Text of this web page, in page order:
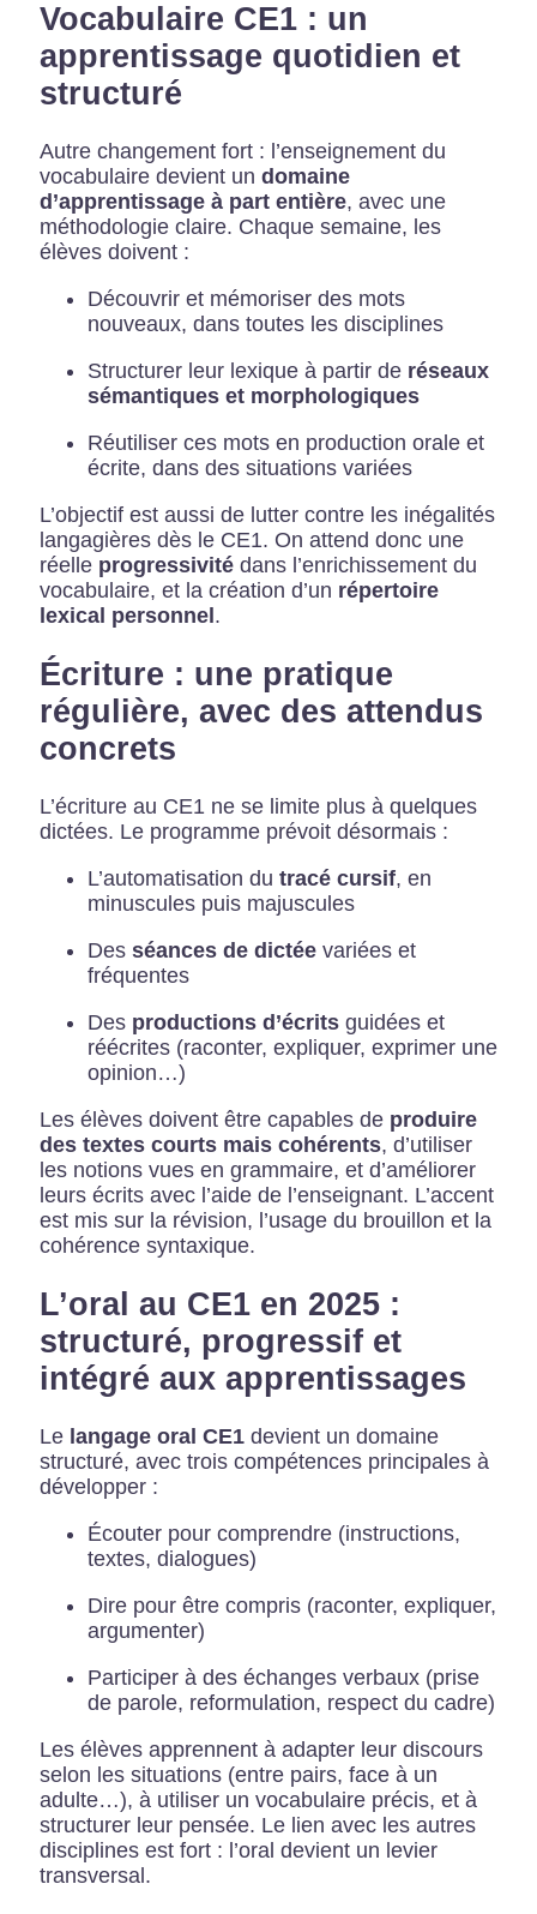
Vocabulaire CE1 : un
apprentissage quotidien et
structuré
Autre changement fort : l’enseignement du
vocabulaire devient un domaine
d’apprentissage à part entière, avec une
méthodologie claire. Chaque semaine, les
élèves doivent :
Découvrir et mémoriser des mots
nouveaux, dans toutes les disciplines
Structurer leur lexique à partir de réseaux
sémantiques et morphologiques
Réutiliser ces mots en production orale et
écrite, dans des situations variées
L’objectif est aussi de lutter contre les inégalités
langagières dès le CE1. On attend donc une
réelle progressivité dans l’enrichissement du
vocabulaire, et la création d’un répertoire
lexical personnel .
Écriture : une pratique
régulière, avec des attendus
concrets
L’écriture au CE1 ne se limite plus à quelques
dictées. Le programme prévoit désormais :
L’automatisation du tracé cursif, en
minuscules puis majuscules
Des séances de dictée variées et
fréquentes
Des productions d’écrits guidées et
réécrites (raconter, expliquer, exprimer une
opinion…)
Les élèves doivent être capables de produire
des textes courts mais cohérents, d’utiliser
les notions vues en grammaire, et d’améliorer
leurs écrits avec l’aide de l’enseignant. L’accent
est mis sur la révision, l’usage du brouillon et la
cohérence syntaxique.
L’oral au CE1 en 2025 :
structuré, progressif et
intégré aux apprentissages
Le langage oral CE1 devient un domaine
structuré, avec trois compétences principales à
développer :
Écouter pour comprendre (instructions,
textes, dialogues)
Dire pour être compris (raconter, expliquer,
argumenter)
Participer à des échanges verbaux (prise
de parole, reformulation, respect du cadre)
Les élèves apprennent à adapter leur discours
selon les situations (entre pairs, face à un
adulte…), à utiliser un vocabulaire précis, et à
structurer leur pensée. Le lien avec les autres
disciplines est fort : l’oral devient un levier
transversal.